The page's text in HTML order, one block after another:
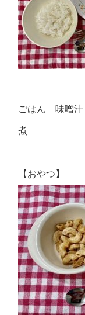
ごはん 味噌
煮
【おやつ】